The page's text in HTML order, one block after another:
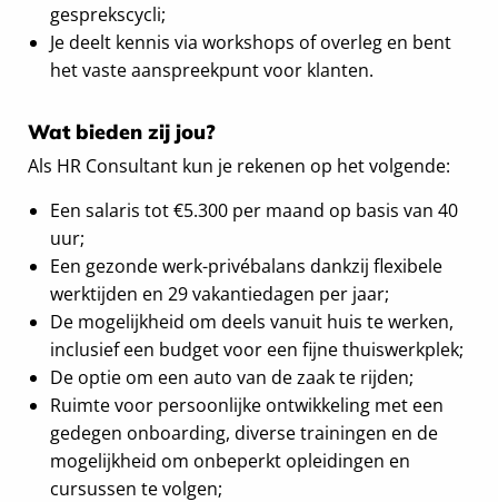
gesprekscycli;
Je deelt kennis via workshops of overleg en bent
het vaste aanspreekpunt voor klanten.
Wat bieden zij jou?
Als HR Consultant kun je rekenen op het volgende:
Een salaris tot €5.300 per maand op basis van 40
uur;
Een gezonde werk-privébalans dankzij flexibele
werktijden en 29 vakantiedagen per jaar;
De mogelijkheid om deels vanuit huis te werken,
inclusief een budget voor een fijne thuiswerkplek;
De optie om een auto van de zaak te rijden;
Ruimte voor persoonlijke ontwikkeling met een
gedegen onboarding, diverse trainingen en de
mogelijkheid om onbeperkt opleidingen en
cursussen te volgen;